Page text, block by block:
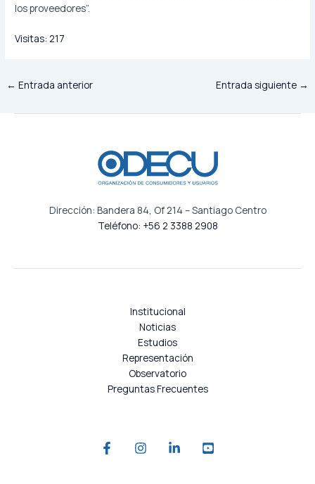
los proveedores”.
Visitas: 217
← Entrada anterior Entrada siguiente →
Dirección: Bandera 84, Of 214 – Santiago Centro
Teléfono: +56 2 3388 2908
Institucional
Noticias
Estudios
Representación
Observatorio
Preguntas Frecuentes